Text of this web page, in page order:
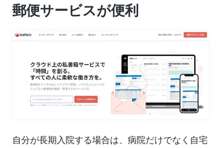
郵便サービスが便利
自分が長期入院する場合は、病院だけでなく自宅